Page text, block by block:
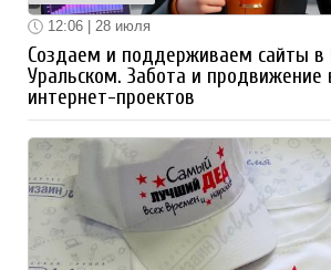
12:06 | 28 июля
Создаем и поддерживаем сайты в
Уральском. Забота и продвижение
интернет-проектов